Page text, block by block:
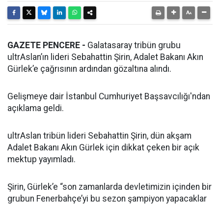
GAZETE PENCERE - Galatasaray tribün grubu
ultrAslan’ın lideri Sebahattin Şirin, Adalet Bakanı Akın
Gürlek’e çağrısının ardından gözaltına alındı.
Gelişmeye dair İstanbul Cumhuriyet Başsavcılığı'ndan
açıklama geldi.
ultrAslan tribün lideri Sebahattin Şirin, dün akşam
Adalet Bakanı Akın Gürlek için dikkat çeken bir açık
mektup yayımladı.
Şirin, Gürlek’e “son zamanlarda devletimizin içinden bir
grubun Fenerbahçe’yi bu sezon şampiyon yapacaklar